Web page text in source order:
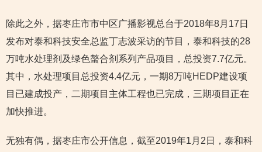
除此之外，据枣庄市市中区广播影视总台于2018年8月17日
发布对泰和科技安全总监丁志波采访的节目，泰和科技的28
万吨水处理剂及绿色螯合剂系列产品项目，总投资7.7亿元。
其中，水处理项目总投资4.4亿元，一期8万吨HEDP建设项
目已建成投产，二期项目主体工程也已完成，三期项目正在
加快推进。
无独有偶，据枣庄市公开信息，截至2019年1月2日，泰和科